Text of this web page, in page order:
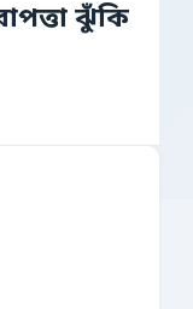
ঝুঁকি